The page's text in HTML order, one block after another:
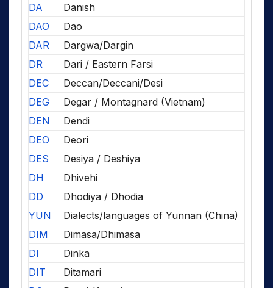
DA
Danish
DAO
Dao
DAR
Dargwa/Dargin
DR
Dari / Eastern Farsi
DEC
Deccan/Deccani/Desi
DEG
Degar / Montagnard (Vietnam)
DEN
Dendi
DEO
Deori
DES
Desiya / Deshiya
DH
Dhivehi
DD
Dhodiya / Dhodia
YUN
Dialects/languages of Yunnan (China)
DIM
Dimasa/Dhimasa
DI
Dinka
DIT
Ditamari